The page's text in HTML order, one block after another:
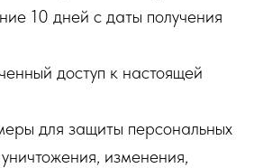
10 дней с даты получения
доступ к настоящей
для защиты персональных
изменения,